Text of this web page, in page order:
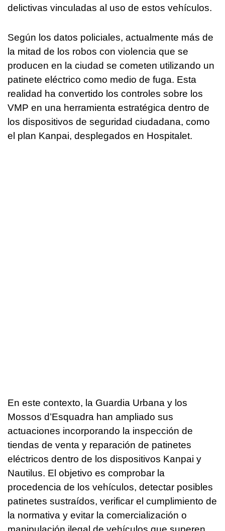
delictivas vinculadas al uso de estos vehículos.
Según los datos policiales, actualmente más de
la mitad de los robos con violencia que se
producen en la ciudad se cometen utilizando un
patinete eléctrico como medio de fuga. Esta
realidad ha convertido los controles sobre los
VMP en una herramienta estratégica dentro de
los dispositivos de seguridad ciudadana, como
el plan Kanpai, desplegados en Hospitalet.
En este contexto, la Guardia Urbana y los
Mossos d’Esquadra han ampliado sus
actuaciones incorporando la inspección de
tiendas de venta y reparación de patinetes
eléctricos dentro de los dispositivos Kanpai y
Nautilus. El objetivo es comprobar la
procedencia de los vehículos, detectar posibles
patinetes sustraídos, verificar el cumplimiento de
la normativa y evitar la comercialización o